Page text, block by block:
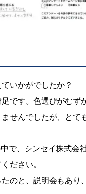
いかがでしたか？
です。色選びがむず
せんでしたが、とて
で、シンセイ株式会
ださい。
のと、説明会もあり